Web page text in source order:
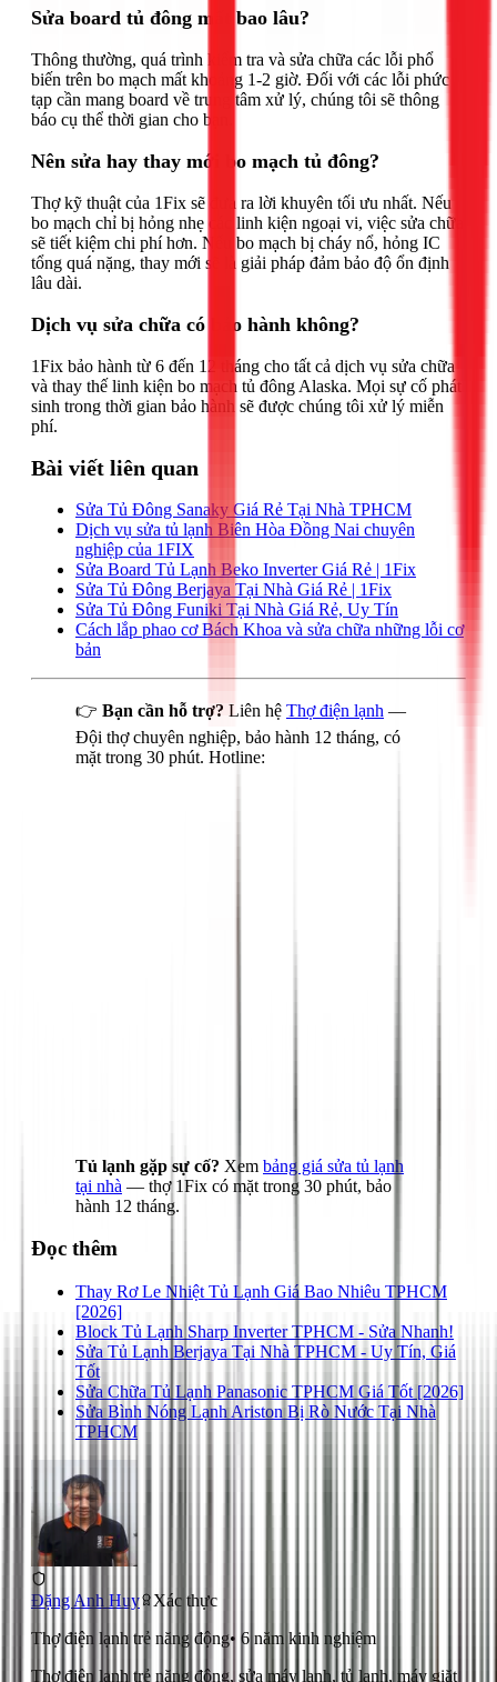
Sửa board tủ đông mất bao lâu?
Thông thường, quá trình kiểm tra và sửa chữa các lỗi phổ
biến trên bo mạch mất khoảng 1-2 giờ. Đối với các lỗi phức
tạp cần mang board về trung tâm xử lý, chúng tôi sẽ thông
báo cụ thể thời gian cho bạn.
Nên sửa hay thay mới bo mạch tủ đông?
Thợ kỹ thuật của 1Fix sẽ đưa ra lời khuyên tối ưu nhất. Nếu
bo mạch chỉ bị hỏng nhẹ các linh kiện ngoại vi, việc sửa chữa
sẽ tiết kiệm chi phí hơn. Nếu bo mạch bị cháy nổ, hỏng IC
tổng quá nặng, thay mới sẽ là giải pháp đảm bảo độ ổn định
lâu dài.
Dịch vụ sửa chữa có bảo hành không?
1Fix bảo hành từ 6 đến 12 tháng cho tất cả dịch vụ sửa chữa
và thay thế linh kiện bo mạch tủ đông Alaska. Mọi sự cố phát
sinh trong thời gian bảo hành sẽ được chúng tôi xử lý miễn
phí.
Bài viết liên quan
Sửa Tủ Đông Sanaky Giá Rẻ Tại Nhà TPHCM
Dịch vụ sửa tủ lạnh Biên Hòa Đồng Nai chuyên
nghiệp của 1FIX
Sửa Board Tủ Lạnh Beko Inverter Giá Rẻ | 1Fix
Sửa Tủ Đông Berjaya Tại Nhà Giá Rẻ | 1Fix
Sửa Tủ Đông Funiki Tại Nhà Giá Rẻ, Uy Tín
Cách lắp phao cơ Bách Khoa và sửa chữa những lỗi cơ
bản
👉 Bạn cần hỗ trợ? Liên hệ Thợ điện lạnh —
Đội thợ chuyên nghiệp, bảo hành 12 tháng, có
mặt trong 30 phút. Hotline:
Tủ lạnh gặp sự cố? Xem bảng giá sửa tủ lạnh
tại nhà — thợ 1Fix có mặt trong 30 phút, bảo
hành 12 tháng.
Đọc thêm
Thay Rơ Le Nhiệt Tủ Lạnh Giá Bao Nhiêu TPHCM
[2026]
Block Tủ Lạnh Sharp Inverter TPHCM - Sửa Nhanh!
Sửa Tủ Lạnh Berjaya Tại Nhà TPHCM - Uy Tín, Giá
Tốt
Sửa Chữa Tủ Lạnh Panasonic TPHCM Giá Tốt [2026]
Sửa Bình Nóng Lạnh Ariston Bị Rò Nước Tại Nhà
TPHCM
Đặng Anh Huy
Xác thực
Thợ điện lạnh trẻ năng động• 6 năm kinh nghiệm
Thợ điện lạnh trẻ năng động, sửa máy lạnh, tủ lạnh, máy giặt